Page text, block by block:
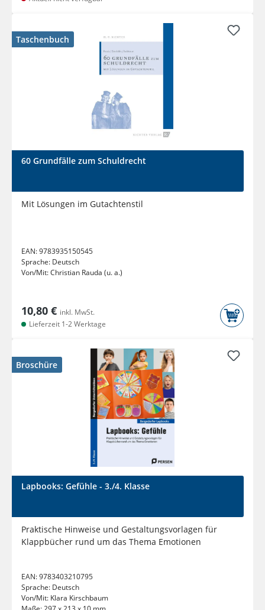
Taschenbuch
60 Grundfälle zum Schuldrecht
Mit Lösungen im Gutachtenstil
EAN:9783935150545
Sprache: Deutsch
Von/Mit:Christian Rauda (u. a.)
10,80 € inkl. MwSt.
Lieferzeit 1-2 Werktage
Broschüre
Lapbooks: Gefühle - 3./4. Klasse
Praktische Hinweise und Gestaltungsvorlagen für
Klappbücher rund um das Thema Emotionen
EAN:9783403210795
Sprache: Deutsch
Von/Mit: Klara Kirschbaum